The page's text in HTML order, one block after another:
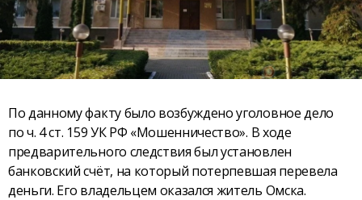
По данному факту было возбуждено уголовное дело
по ч. 4 ст. 159 УК РФ «Мошенничество». В ходе
предварительного следствия был установлен
банковский счёт, на который потерпевшая перевела
деньги. Его владельцем оказался житель Омска.